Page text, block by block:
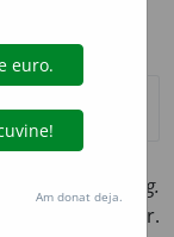
fig.
inexact. /<fr.
Am donat deja.